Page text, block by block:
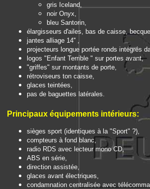
gris Iceland,
noir Onyx,
bleu Santorin,
élargisseurs d'ailes, bas de caisse,
jantes alliage 14'' ,
projecteurs longue portée ronds intégrés
logos "Enfant Terrible " sur portes avant,
"griffes" sur montants de porte,
rétroviseurs ton caisse,
glaces teintées,
pas de baguettes latérales.
Principaux équipements intérieurs:
sièges sport (identiques à la "Sport" ?),
compteurs à fond blanc,
radio RDS avec lecteur mono CD,
ABS en série,
direction assistée,
glaces avant électriques,
condamnation centralisée avec